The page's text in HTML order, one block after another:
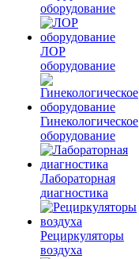
оборудование
ЛОР
оборудование
Гинекологическое
оборудование
Лабораторная
диагностика
Рециркуляторы
воздуха